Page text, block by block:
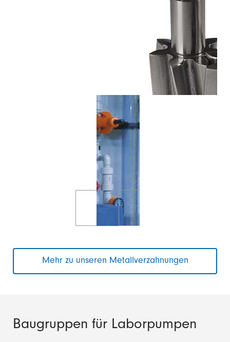
Mehr zu unseren Metallverzahnungen
Baugruppen für Laborpumpen